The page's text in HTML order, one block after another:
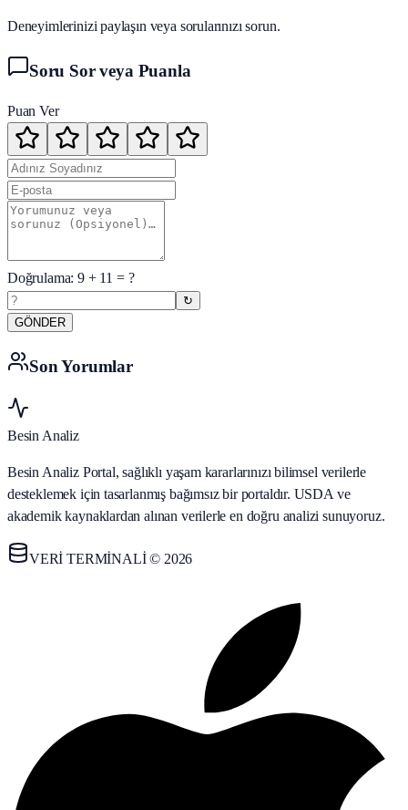
Deneyimlerinizi paylaşın veya sorularınızı sorun.
Soru Sor veya Puanla
Puan Ver
Doğrulama:9+ 11 = ?
↻
GÖNDER
Son Yorumlar
Besin Analiz
Besin Analiz Portal, sağlıklı yaşam kararlarınızı bilimsel verilerle
desteklemek için tasarlanmış bağımsız bir portaldır. USDA ve
akademik kaynaklardan alınan verilerle en doğru analizi sunuyoruz.
VERİ TERMİNALİ © 2026